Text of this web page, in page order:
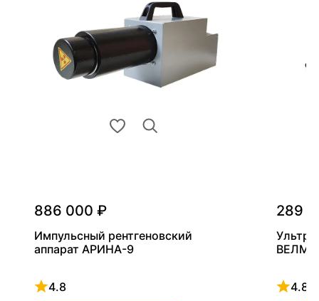
886 000 ₽
Импульсный рентгеновский
аппарат АРИНА-9
4.8
Рейтинг 4.8 из 5
289
4.8